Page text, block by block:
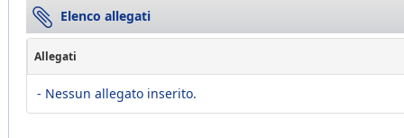
Elenco allegati
Allegati
- Nessun allegato inserito.